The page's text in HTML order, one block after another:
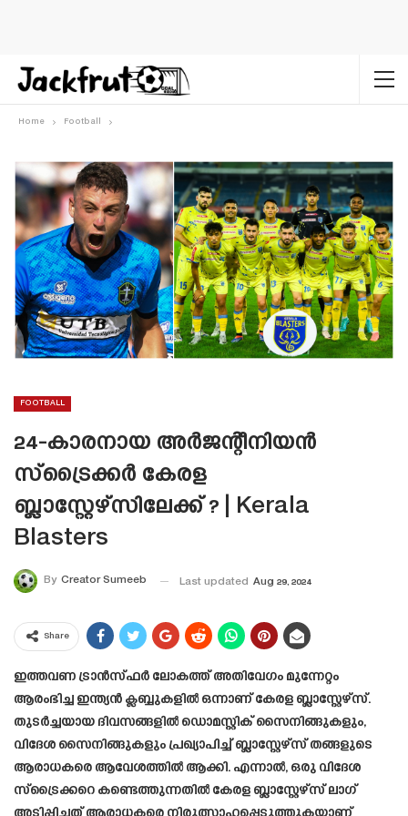
Home Football
FOOTBALL
24-കാരനായ അർജന്റീനിയൻ
സ്ട്രൈക്കർ കേരള
ബ്ലാസ്റ്റേഴ്സിലേക്ക് ? | Kerala
Blasters
By Creator Sumeeb Last updated Aug 29, 2024
Share
ഇത്തവണ ട്രാൻസ്ഫർ ലോകത്ത് അതിവേഗം മുന്നേറ്റം
ആരംഭിച്ച ഇന്ത്യൻ ക്ലബ്ബുകളിൽ ഒന്നാണ് കേരള ബ്ലാസ്റ്റേഴ്സ്.
തുടർച്ചയായ ദിവസങ്ങളിൽ ഡൊമസ്റ്റിക് സൈനിങ്ങുകളും,
വിദേശ സൈനിങ്ങുകളും പ്രഖ്യാപിച്ച് ബ്ലാസ്റ്റേഴ്സ് തങ്ങളുടെ
ആരാധകരെ ആവേശത്തിൽ ആക്കി. എന്നാൽ, ഒരു വിദേശ
സ്ട്രൈക്കറെ കണ്ടെത്തുന്നതിൽ കേരള ബ്ലാസ്റ്റേഴ്സ് ലാഗ്